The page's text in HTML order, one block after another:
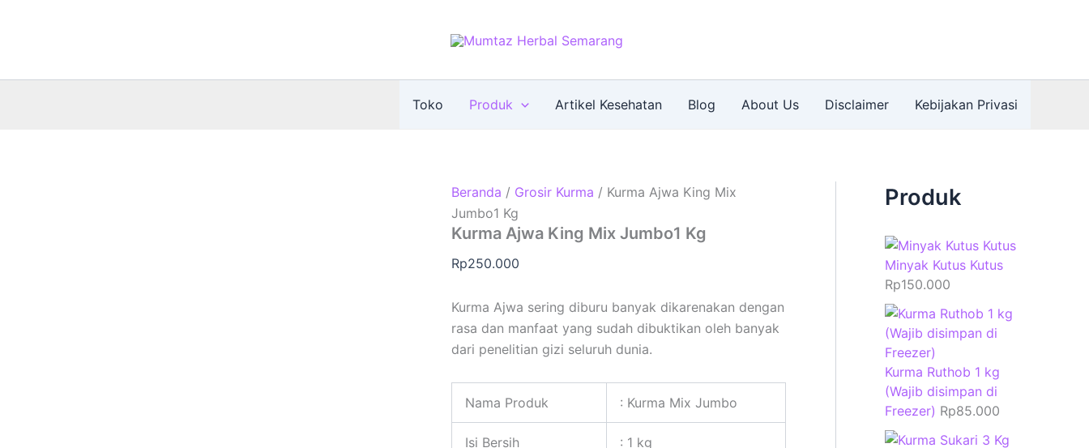
Toko Produk Artikel Kesehatan Blog About Us Disclaimer Kebijakan Privasi
Beranda / Grosir Kurma / Kurma Ajwa King Mix
Jumbo1 Kg
Kurma Ajwa King Mix Jumbo1 Kg
Rp250.000
Kurma Ajwa sering diburu banyak dikarenakan dengan
rasa dan manfaat yang sudah dibuktikan oleh banyak
dari penelitian gizi seluruh dunia.
Nama Produk : Kurma Mix Jumbo
Isi Bersih : 1 kg
Produk
Minyak Kutus Kutus
Rp150.000
Kurma Ruthob 1 kg
(Wajib disimpan di
Freezer) Rp85.000